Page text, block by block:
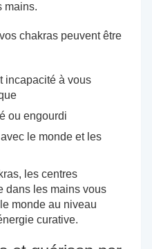
mains.
chakras peuvent être
incapacité à vous
ou engourdi
le monde et les
les centres
dans les mains vous
monde au niveau
curative.